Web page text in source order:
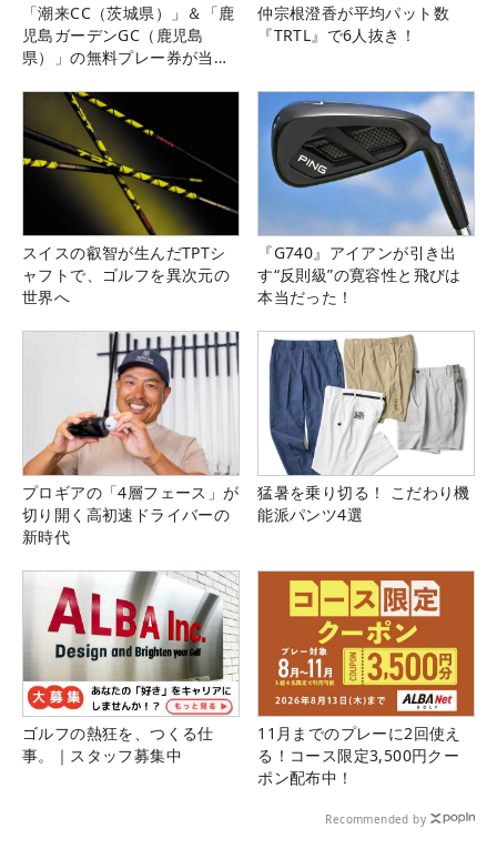
「潮来CC（茨城県）」＆「鹿
児島ガーデンGC（鹿児島
県）」の無料プレー券が当た
仲宗根澄香が平均パット数
『TRTL』で6人抜き！
スイスの叡智が生んだTPTシ
ャフトで、ゴルフを異次元の
世界へ
『G740』アイアンが引き出
す“反則級”の寛容性と飛びは
本当だった！
プロギアの「4層フェース」が
切り開く高初速ドライバーの
新時代
猛暑を乗り切る！ こだわり機
能派パンツ4選
ゴルフの熱狂を、つくる仕
事。｜スタッフ募集中
11月までのプレーに2回使え
る！コース限定3,500円クー
ポン配布中！
Recommended by